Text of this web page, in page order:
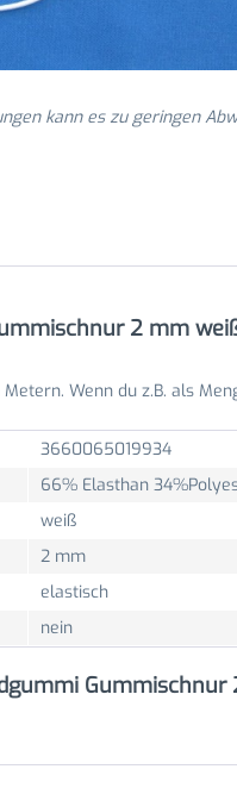
kann es zu geringen
2 mm
Wenn du z.B. als
3660065019934
66% Elasthan
weiß
2 mm
elastisch
nein
Gummischnur